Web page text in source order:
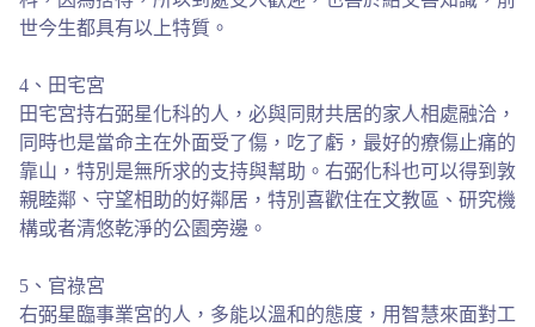
世今生都具有以上特質。
4、田宅宮
田宅宮持右弼星化科的人，必與同財共居的家人相處融洽，
同時也是當命主在外面受了傷，吃了虧，最好的療傷止痛的
靠山，特別是無所求的支持與幫助。右弼化科也可以得到敦
親睦鄰、守望相助的好鄰居，特別喜歡住在文教區、研究機
構或者清悠乾淨的公園旁邊。
5、官祿宮
右弼星臨事業宮的人，多能以溫和的態度，用智慧來面對工